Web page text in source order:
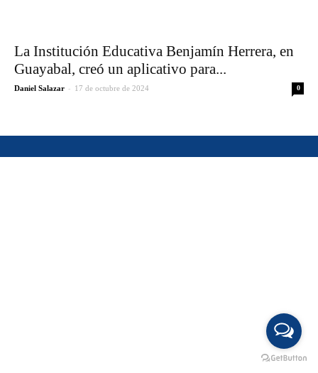
La Institución Educativa Benjamín Herrera, en
Guayabal, creó un aplicativo para...
Daniel Salazar - 17 de octubre de 2024 0